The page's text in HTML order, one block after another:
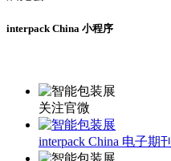
interpack China 小程序
关注官微
interpack China 电子期刊